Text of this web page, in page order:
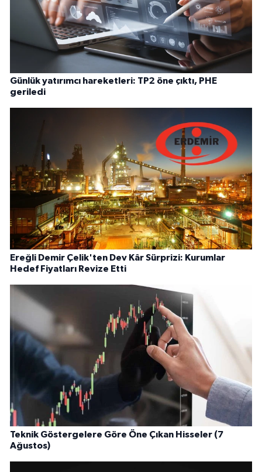
Günlük yatırımcı hareketleri: TP2 öne çıktı, PHE
geriledi
Ereğli Demir Çelik'ten Dev Kâr Sürprizi: Kurumlar
Hedef Fiyatları Revize Etti
Teknik Göstergelere Göre Öne Çıkan Hisseler (7
Ağustos)